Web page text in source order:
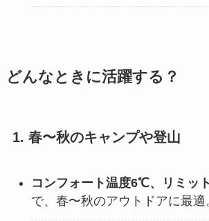
どんなときに活躍する？
1. 春〜秋のキャンプや登山
コンフォート温度6℃、リミッ
で、春〜秋のアウトドアに最適